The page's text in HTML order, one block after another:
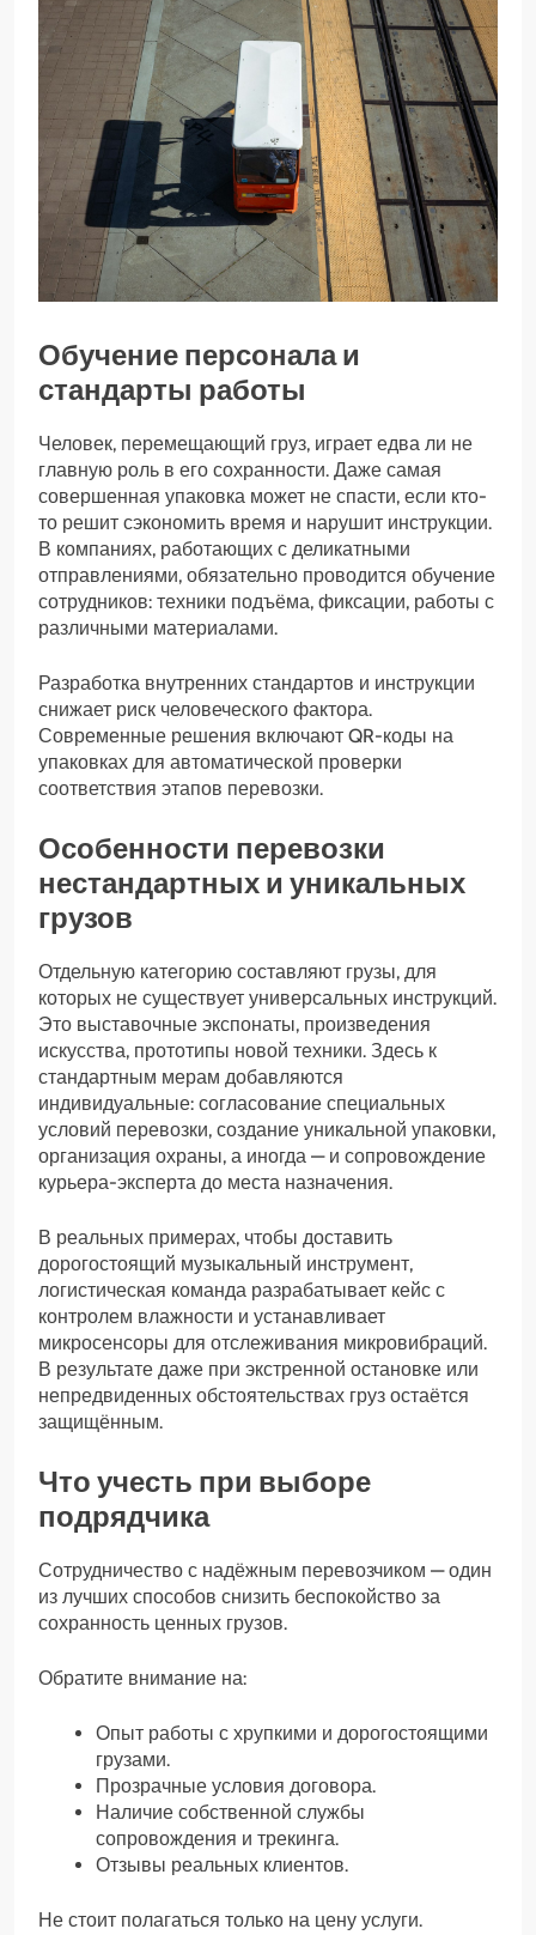
Обучение персонала и
стандарты работы
Человек, перемещающий груз, играет едва ли не
главную роль в его сохранности. Даже самая
совершенная упаковка может не спасти, если кто-
то решит сэкономить время и нарушит инструкции.
В компаниях, работающих с деликатными
отправлениями, обязательно проводится обучение
сотрудников: техники подъёма, фиксации, работы с
различными материалами.
Разработка внутренних стандартов и инструкции
снижает риск человеческого фактора.
Современные решения включают QR-коды на
упаковках для автоматической проверки
соответствия этапов перевозки.
Особенности перевозки
нестандартных и уникальных
грузов
Отдельную категорию составляют грузы, для
которых не существует универсальных инструкций.
Это выставочные экспонаты, произведения
искусства, прототипы новой техники. Здесь к
стандартным мерам добавляются
индивидуальные: согласование специальных
условий перевозки, создание уникальной упаковки,
организация охраны, а иногда — и сопровождение
курьера-эксперта до места назначения.
В реальных примерах, чтобы доставить
дорогостоящий музыкальный инструмент,
логистическая команда разрабатывает кейс с
контролем влажности и устанавливает
микросенсоры для отслеживания микровибраций.
В результате даже при экстренной остановке или
непредвиденных обстоятельствах груз остаётся
защищённым.
Что учесть при выборе
подрядчика
Сотрудничество с надёжным перевозчиком — один
из лучших способов снизить беспокойство за
сохранность ценных грузов.
Обратите внимание на:
Опыт работы с хрупкими и дорогостоящими
грузами.
Прозрачные условия договора.
Наличие собственной службы
сопровождения и трекинга.
Отзывы реальных клиентов.
Не стоит полагаться только на цену услуги.